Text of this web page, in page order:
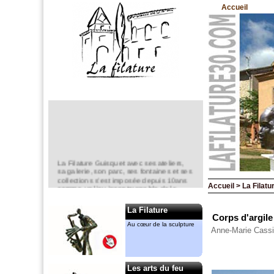
La Filature Guisquet avec ses ateliers,
sa galerie, son parc, ses fontaines et ses
collections s’est imposée depuis 10ans
comme un lieu incontournable de la
Elle est un espace d’exposition
permanent,
mais aussi ponctuel avec notamment le
“jardin de la Filature “ en mai.
Anne-Marie CASSIERS et Gérard
y ont chacun leur atelier. Ils animent
La Filature
Au cœur de la sculpture
Les arts du feu
Accueil
Accueil > La
Corps
Anne-Marie